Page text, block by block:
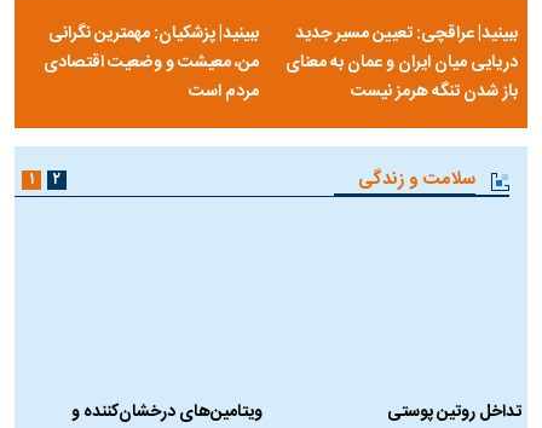
ببینید| عراقچی: تعیین مسیر جدید
دریایی میان ایران و عمان به معنای
باز شدن تنگه هرمز نیست
ببینید| پزشکیان: مهمترین نگرانی
من، معیشت و وضعیت اقتصادی
مردم است
سلامت و زندگی
تداخل روتین پوستی
ویتامین‌های درخشان‌کننده و
۱ ۲